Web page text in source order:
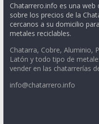
Chatarrero.info es una
sobre los precios de la
cercanos a su domicilio
metales reciclables.
Chatarra, Cobre, Aluminio,
Latón y todo tipo de
vender en las chatarrerías
info@chatarrero.info